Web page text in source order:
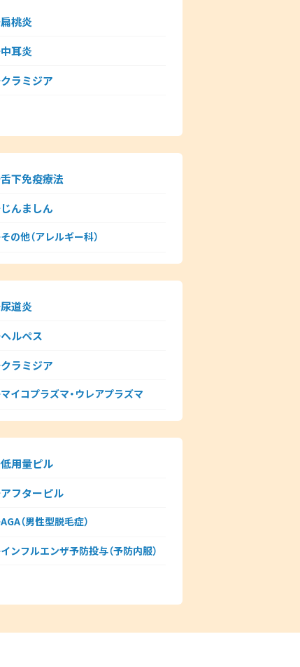
扁桃炎
中耳炎
クラミジア
舌下免疫療法
じんましん
その他（アレルギー科）
尿道炎
ヘルペス
クラミジア
マイコプラズマ・ウレアプラズマ
低用量ピル
アフターピル
AGA（男性型脱毛症）
インフルエンザ予防投与（予防内服）